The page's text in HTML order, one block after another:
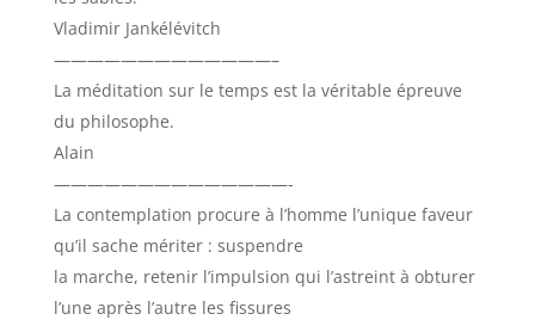
Vladimir Jankélévitch
—————————————–
La méditation sur le temps est la véritable épreuve
du philosophe.
Alain
——————————————-
La contemplation procure à l’homme l’unique faveur
qu’il sache mériter : suspendre
la marche, retenir l’impulsion qui l’astreint à obturer
l’une après l’autre les fissures